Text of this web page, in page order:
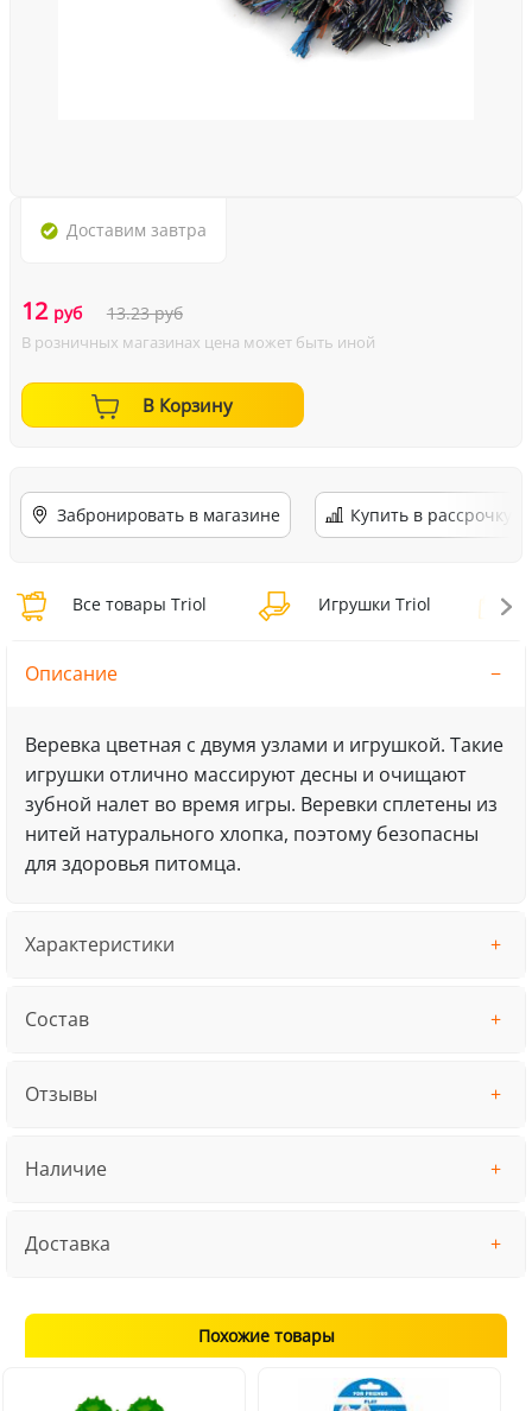
Доставим завтра
12 руб 13.23руб
В розничных магазинах цена может быть иной
В Корзину
Забронировать в магазине Купить в рассрочку
Все товары Triol Игрушки Triol
Описание
Веревка цветная с двумя узлами и игрушкой. Такие
игрушки отлично массируют десны и очищают
зубной налет во время игры. Веревки сплетены из
нитей натурального хлопка, поэтому безопасны
для здоровья питомца.
Характеристики
Состав
Отзывы
Наличие
Доставка
Похожие товары